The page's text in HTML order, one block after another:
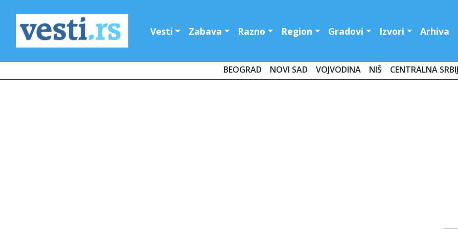
Vesti Zabava Razno Region Gradovi Izvori Arhiva
BEOGRAD NOVI SAD VOJVODINA NIŠ CENTRALNA